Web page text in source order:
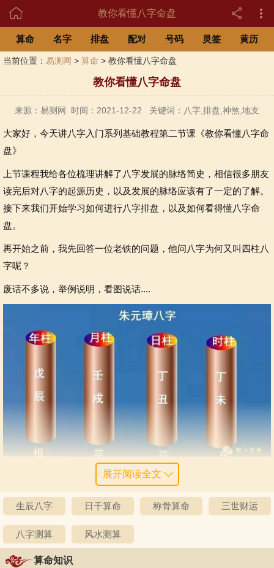
 教你看懂八字命盘
算命 名字 排盘 配对 号码 灵签 黄历
当前位置： 易测网 > 算命 > 教你看懂八字命盘
教你看懂八字命盘
来源：易测网 时间：2021-12-22 关键词：八字,排盘,神煞,地支
大家好，今天讲八字入门系列基础教程第二节课《教你看懂八字命
盘》
上节课程我给各位梳理讲解了八字发展的脉络简史，相信很多朋友
读完后对八字的起源历史，以及发展的脉络应该有了一定的了解。
接下来我们开始学习如何进行八字排盘，以及如何看得懂八字命
盘。
再开始之前，我先回答一位老铁的问题，他问八字为何又叫四柱八
字呢？
废话不多说，举例说明，看图说话....
年月日时的天干地支合在一起正好八个字，所以叫八字。而每一组
子，所以八字也叫四柱八字。
展开阅读全文
生辰八字 日干算命 称骨算命 三世财运
八字测算 风水测算
算命知识